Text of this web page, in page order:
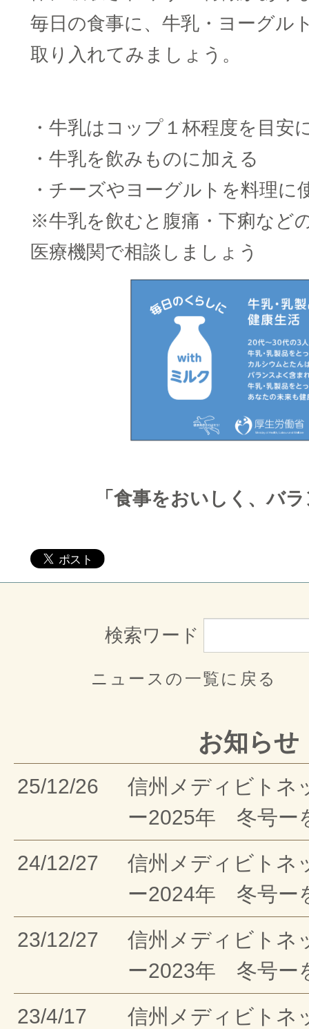
毎日の食事に、牛乳・ヨーグル
取り入れてみましょう。
・牛乳はコップ１杯程度を目安
・牛乳を飲みものに加える
・チーズやヨーグルトを料理に
※牛乳を飲むと腹痛・下痢など
医療機関で相談しましょう
「食事をおいしく、バ
検索ワード
ニュースの一覧に戻る
お知らせ
25/12/26
信州メディビトネ
ー2025年 冬号ー
24/12/27
信州メディビトネ
ー2024年 冬号ー
23/12/27
信州メディビトネ
ー2023年 冬号ー
23/4/17
信州メディビトネ